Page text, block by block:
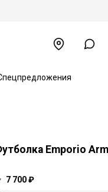
Emporio
7 700 ₽